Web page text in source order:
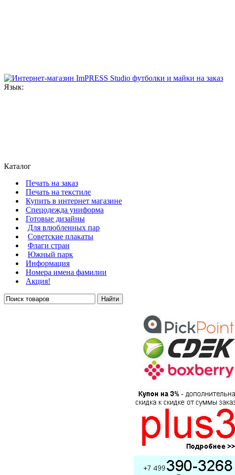
Язык:
Каталог
Печать на заказ
Печать на текстиле
Купить в интернет магазине
Cпецодежда униформа
Готовые дизайны
Для влюбленных пар
Советские плакаты
Флаги стран
Южный парк
Информация
Номера имена фамилии
Акция!